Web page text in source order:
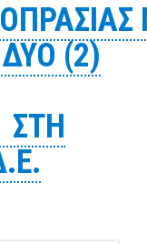
(2)